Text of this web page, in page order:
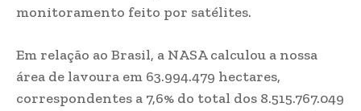
monitoramento feito por satélites.
Em relação ao Brasil, a NASA calculou a nossa
área de lavoura em 63.994.479 hectares,
correspondentes a 7,6% do total dos 8.515.767.049